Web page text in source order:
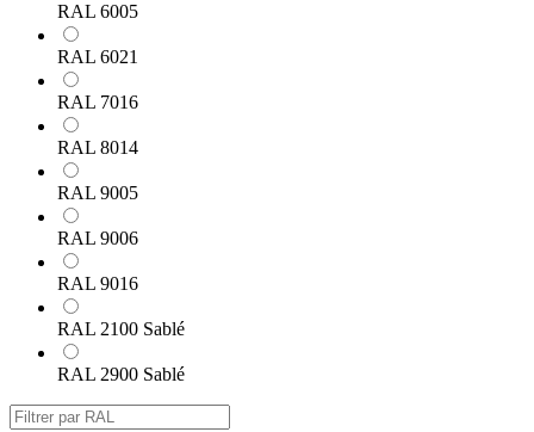
RAL 6005
RAL 6021
RAL 7016
RAL 8014
RAL 9005
RAL 9006
RAL 9016
RAL 2100 Sablé
RAL 2900 Sablé